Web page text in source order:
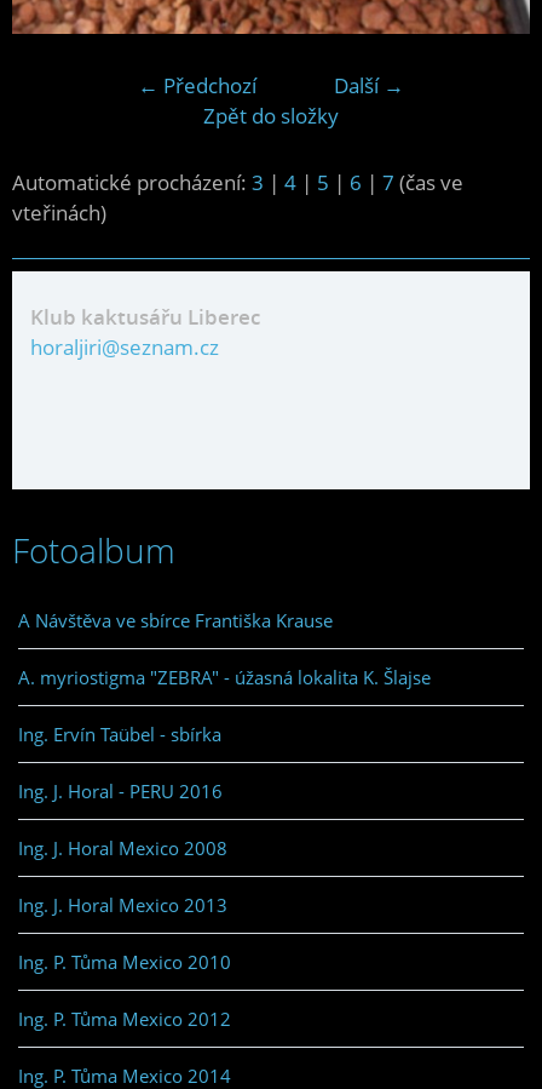
← Předchozí
Další →
Zpět do složky
Automatické procházení: 3 | 4 | 5 | 6 | 7 (čas ve
vteřinách)
Klub kaktusářu Liberec
horaljiri@seznam.cz
Fotoalbum
A Návštěva ve sbírce Františka Krause
A. myriostigma "ZEBRA" - úžasná lokalita K. Šlajse
Ing. Ervín Taübel - sbírka
Ing. J. Horal - PERU 2016
Ing. J. Horal Mexico 2008
Ing. J. Horal Mexico 2013
Ing. P. Tůma Mexico 2010
Ing. P. Tůma Mexico 2012
Ing. P. Tůma Mexico 2014